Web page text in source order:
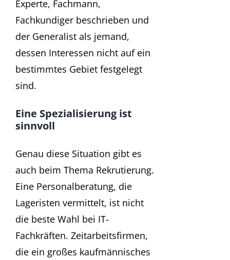
Experte, Fachmann,
Fachkundiger beschrieben und
der Generalist als jemand,
dessen Interessen nicht auf ein
bestimmtes Gebiet festgelegt
sind.
Eine Spezialisierung ist
sinnvoll
Genau diese Situation gibt es
auch beim Thema Rekrutierung.
Eine Personalberatung, die
Lageristen vermittelt, ist nicht
die beste Wahl bei IT-
Fachkräften. Zeitarbeitsfirmen,
die ein großes kaufmännisches